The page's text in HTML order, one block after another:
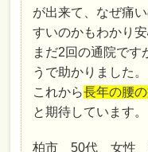
が出来て、なぜ痛
すいのかもわかり安
まだ2回の通院です
うで助かりました。
これから長年の腰
と期待しています。
柏市 50代 女性